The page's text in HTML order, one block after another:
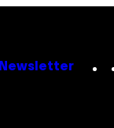
Newsletter